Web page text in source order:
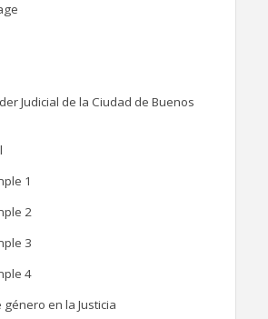
Judicial de la Ciudad de Buenos
1
2
3
4
en la Justicia